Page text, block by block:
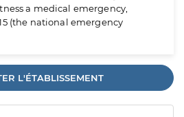
a medical emergency,
(the national emergency
L'ÉTABLISSEMENT